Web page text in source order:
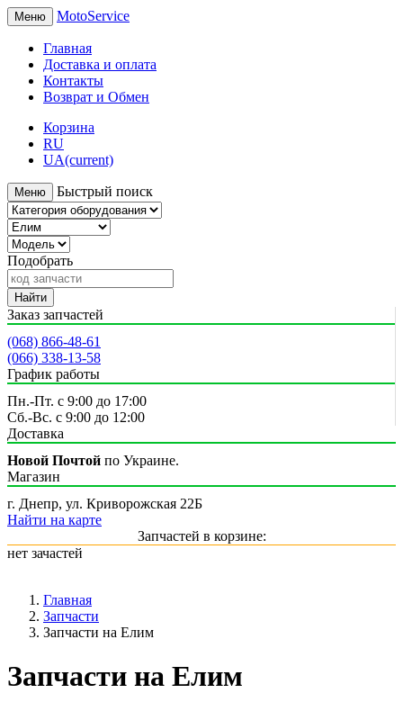
Меню MotoService
Главная
Доставка и оплата
Контакты
Возврат и Обмен
Корзина
RU
UA(current)
Меню Быстрый поиск
Подобрать
Найти
Заказ запчастей
(068) 866-48-61
(066) 338-13-58
График работы
Пн.-Пт. с 9:00 до 17:00
Сб.-Вс. с 9:00 до 12:00
Доставка
Новой Почтой по Украине.
Магазин
г. Днепр, ул. Криворожская 22Б
Найти на карте
Запчастей в корзине:
нет зачастей
Главная
Запчасти
Запчасти на Елим
Запчасти на Елим